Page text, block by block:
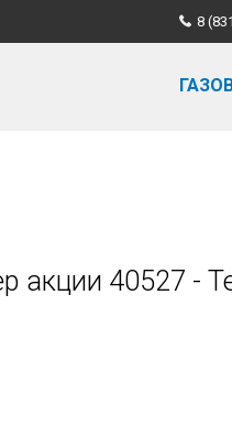
8
акции 40527 -